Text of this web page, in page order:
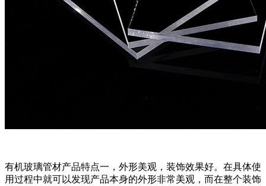
有机玻璃管材产品特点一，外形美观，装饰效果好。在具体使
用过程中就可以发现产品本身的外形非常美观，而在整个装饰